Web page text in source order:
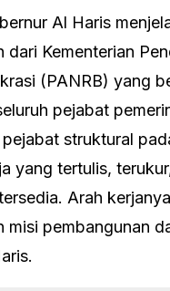
Al Haris
dari Kementerian
(PANRB) yang
pejabat
struktural
yang tertulis,
Arah
pembangunan